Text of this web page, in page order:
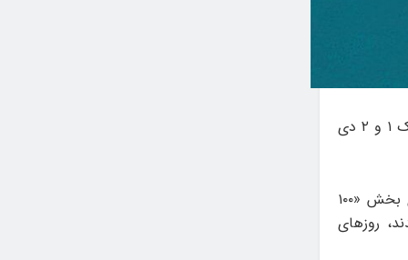
آثار بخش «۱۰۰ ثانیه‌ای» بیستمین جشنواره بین‌المللی نمایش عروسکی تهران-مبارک ۱ و ۲ دی
به نقل از روابط عمومی جشنواره، ۱۸ اثر ۱۰۰ ثانیه‌ای که برای بخش «۱۰۰
روزهای